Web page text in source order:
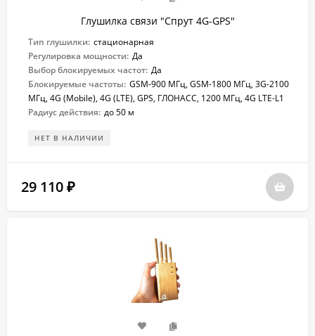
Глушилка связи "Спрут 4G-GPS"
Тип глушилки: стационарная
Регулировка мощности: Да
Выбор блокируемых частот: Да
Блокируемые частоты: GSM-900 МГц, GSM-1800 МГц, 3G-2100
МГц, 4G (Mobile), 4G (LTE), GPS, ГЛОНАСС, 1200 МГц, 4G LTE-L1
Радиус действия: до 50 м
НЕТ В НАЛИЧИИ
29 110 ₽